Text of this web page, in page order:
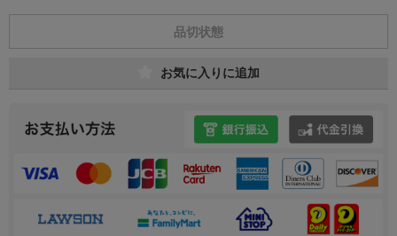
品切状態
お気に入りに追加